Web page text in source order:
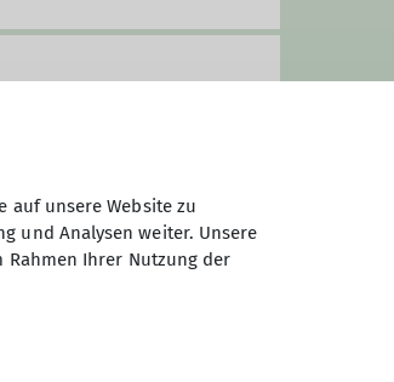
auf unsere Website zu
und Analysen weiter. Unsere
Ihrer Nutzung der